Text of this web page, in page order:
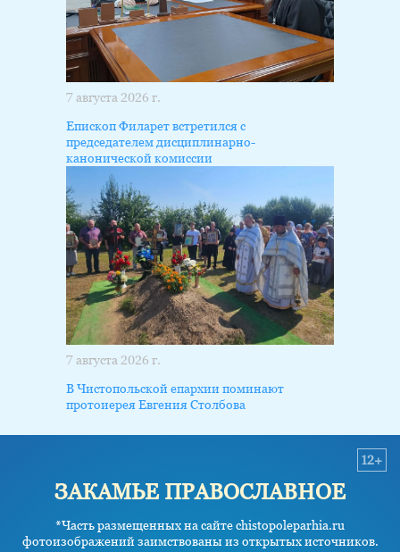
7 августа 2026 г.
Епископ Филарет встретился с
председателем дисциплинарно-
канонической комиссии
7 августа 2026 г.
В Чистопольской епархии поминают
протоиерея Евгения Столбова
ЗАКАМЬЕ ПРАВОСЛАВНОЕ
*Часть размещенных на сайте chistopoleparhia.ru
фотоизображений заимствованы из открытых источников.
12+